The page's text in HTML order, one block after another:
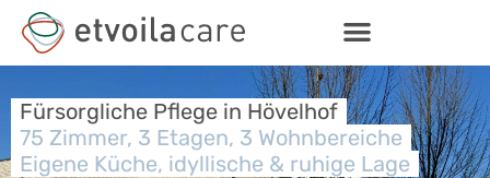
Fürsorgliche Pflege in Hövelhof
75 Zimmer, 3 Etagen, 3 Wohnbereiche
Eigene Küche, idyllische & ruhige Lage